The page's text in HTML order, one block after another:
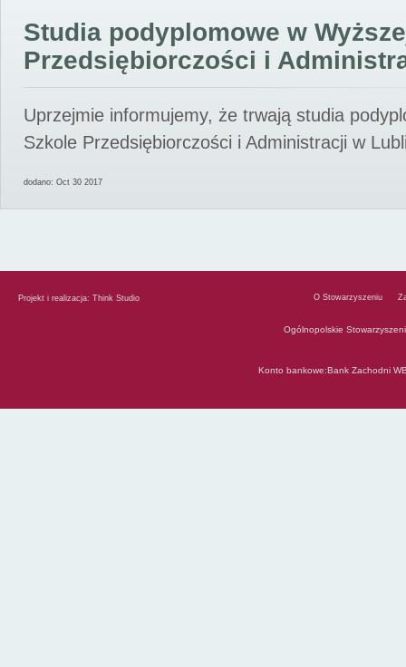
Studia podyplomowe w
Przedsiębiorczości i
Uprzejmie informujemy, że trwają studia
Szkole Przedsiębiorczości i Administracji w
dodano: Oct 30 2017
Projekt i realizacja: Think Studio O Stowarzyszeniu
Ogólnopolskie
Konto bankowe:Bank Zachodni